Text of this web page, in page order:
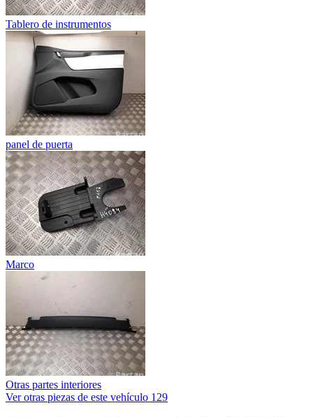
Tablero de instrumentos
panel de puerta
Marco
Otras partes interiores
Ver otras piezas de este vehículo 129